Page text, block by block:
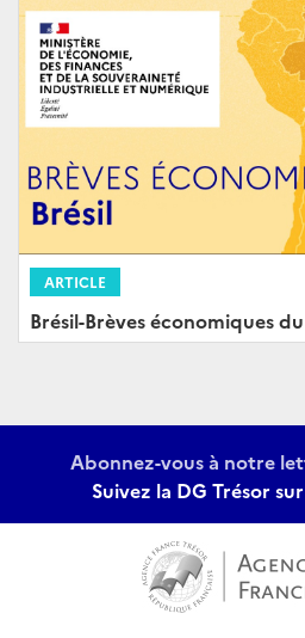
ARTICLE
Brésil-Brèves économiques
Abonnez-vous à notre
Suivez la DG Trésor